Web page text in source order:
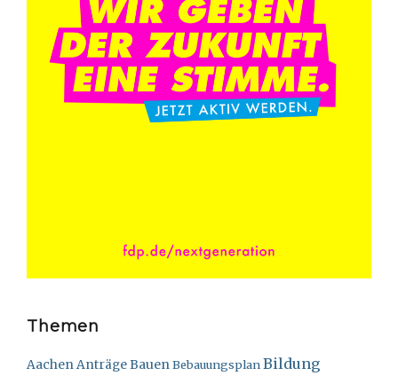
Themen
AachenAnträgeBauenBebauungsplanBildung